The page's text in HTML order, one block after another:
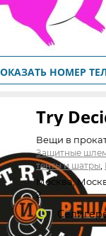
НОМЕР
Try
Вещи в
Защитные
тенты и шатры
Спальные
Москва,
2